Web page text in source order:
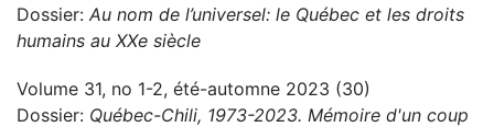
Dossier: Au nom de l’universel: le Québec et les droits
humains au XXe siècle
Volume 31, no 1-2, été-automne 2023 (30)
Dossier: Québec-Chili, 1973-2023. Mémoire d'un coup